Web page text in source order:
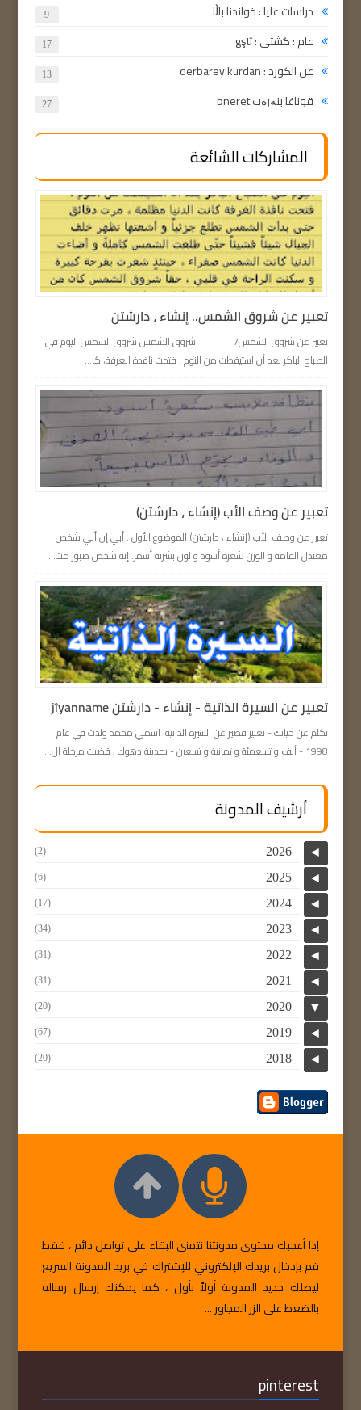
دراسات عليا : خواندنا باڵا 9
عام : گشتی : gştî 17
عن الكورد : derbarey kurdan 13
قوناغا بنەرەت bneret 27
المشاركات الشائعة
تعبير عن شروق الشمس.. إنشاء ، دارشتن
تعبير عن شروق الشمس/ شروق الشمس شروق الشمس اليوم في
الصباح الباكر بعد أن استيقظت من النوم ، فتحت نافذة الغرفة، كا...
تعبير عن وصف الأب (إنشاء ، دارشتن)
تعبير عن وصف الأب (إنشاء ، دارشتن) الموضوع الأول : أبي إن أبي شخص
معتدل القامة و الوزن شعره أسود و لون بشرته أسمر. إنه شخص صبور مت...
تعبیر عن السيرة الذاتية - إنشاء - دارشتن jîyanname
تكلم عن حياتك - تعبیر قصير عن السيرة الذاتية اسمي محمد ولدت في عام
1998 - ألف و تسعمئة و ثمانية و تسعين - بمدينة دهوك ، قضيت مرحلة ال...
أرشيف المدونة
◄
2026
(2)
◄
2025
(6)
◄
2024
(17)
◄
2023
(34)
◄
2022
(31)
◄
2021
(31)
▼
2020
(20)
◄
2019
(67)
◄
2018
(20)
إذا أعجبك محتوى مدونتنا نتمنى البقاء على تواصل دائم ، فقط
قم بإدخال بريدك الإلكتروني للإشتراك في بريد المدونة السريع
ليصلك جديد المدونة أولاً بأول ، كما يمكنك إرسال رساله
بالضغط على الزر المجاور ...
pinterest